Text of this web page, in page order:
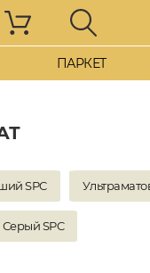
ПАРКЕТ
SPC
Серый SPC